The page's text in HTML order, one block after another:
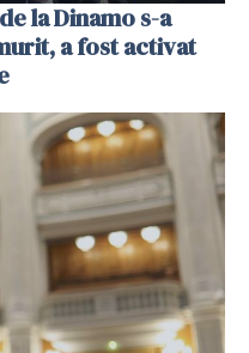
la Dinamo s-a
a fost activat